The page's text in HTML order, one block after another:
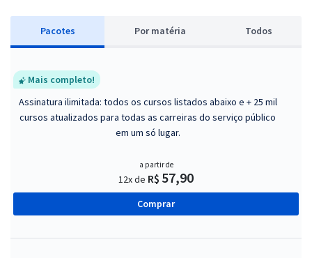
Pacotes Por matéria Todos
Mais completo!
Assinatura ilimitada: todos os cursos listados abaixo e + 25 mil
cursos atualizados para todas as carreiras do serviço público
em um só lugar.
a partir de
12x de R$ 57,90
Comprar